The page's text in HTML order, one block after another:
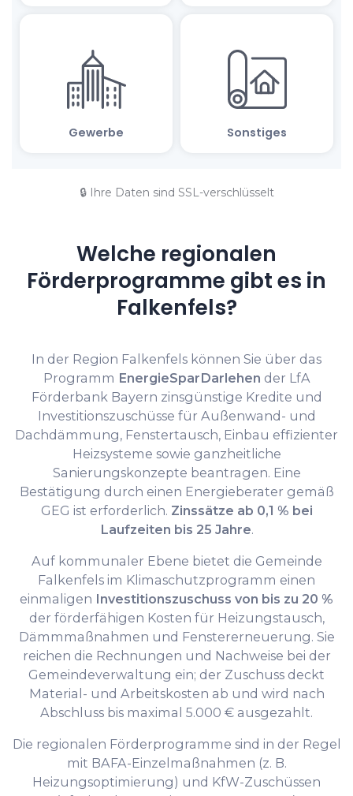
🔒 Ihre Daten sind SSL-verschlüsselt
Welche regionalen
Förderprogramme gibt es in
Falkenfels?
In der Region Falkenfels können Sie über das
Programm EnergieSparDarlehen der LfA
Förderbank Bayern zinsgünstige Kredite und
Investitionszuschüsse für Außenwand- und
Dachdämmung, Fenstertausch, Einbau effizienter
Heizsysteme sowie ganzheitliche
Sanierungskonzepte beantragen. Eine
Bestätigung durch einen Energieberater gemäß
GEG ist erforderlich. Zinssätze ab 0,1 % bei
Laufzeiten bis 25 Jahre.
Auf kommunaler Ebene bietet die Gemeinde
Falkenfels im Klimaschutzprogramm einen
einmaligen Investitionszuschuss von bis zu 20 %
der förderfähigen Kosten für Heizungstausch,
Dämmmaßnahmen und Fenstererneuerung. Sie
reichen die Rechnungen und Nachweise bei der
Gemeindeverwaltung ein; der Zuschuss deckt
Material- und Arbeitskosten ab und wird nach
Abschluss bis maximal 5.000 € ausgezahlt.
Die regionalen Förderprogramme sind in der Regel
mit BAFA-Einzelmaßnahmen (z. B.
Heizungsoptimierung) und KfW-Zuschüssen